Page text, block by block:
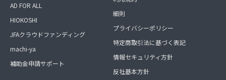
AD FOR ALL
HIOKOSHI
JFAクラウドファンディング
machi-ya
補助金申請サポート
細則
プライバシーポリシー
特定商取引法に基づく表記
情報セキュリティ方針
反社基本方針